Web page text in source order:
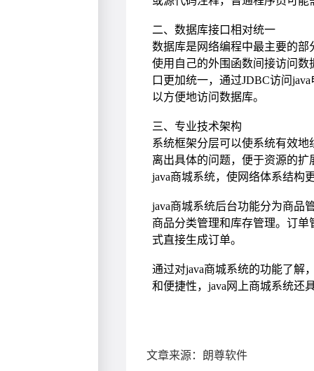
文章来源：朗尊软件